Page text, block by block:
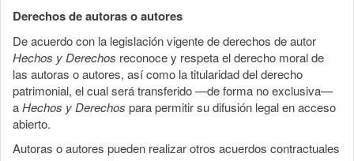
Derechos de autoras o autores
De acuerdo con la legislación vigente de derechos de autor
Hechos y Derechos reconoce y respeta el derecho moral de
las autoras o autores, así como la titularidad del derecho
patrimonial, el cual será transferido —de forma no exclusiva—
aHechos y Derechos para permitir su difusión legal en acceso
abierto.
Autoras o autores pueden realizar otros acuerdos contractuales